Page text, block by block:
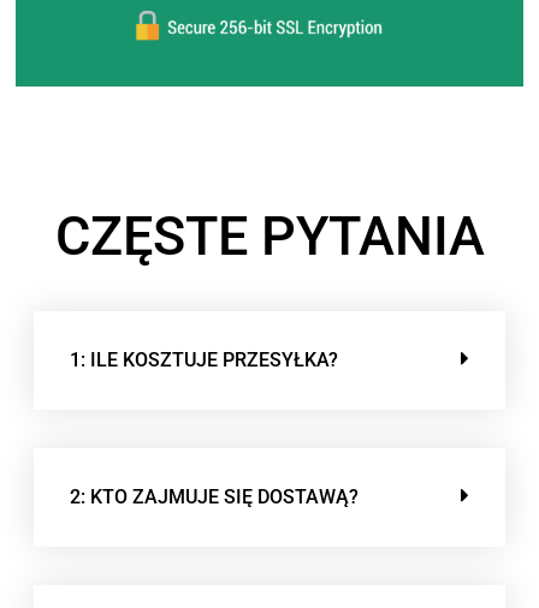
CZĘSTE PYTANIA
1: ILE KOSZTUJE PRZESYŁKA?
2: KTO ZAJMUJE SIĘ DOSTAWĄ?